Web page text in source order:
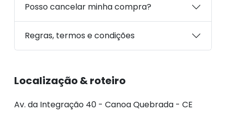
Posso cancelar minha compra?
Regras, termos e condições
Localização & roteiro
Av. da Integração 40 - Canoa Quebrada - CE